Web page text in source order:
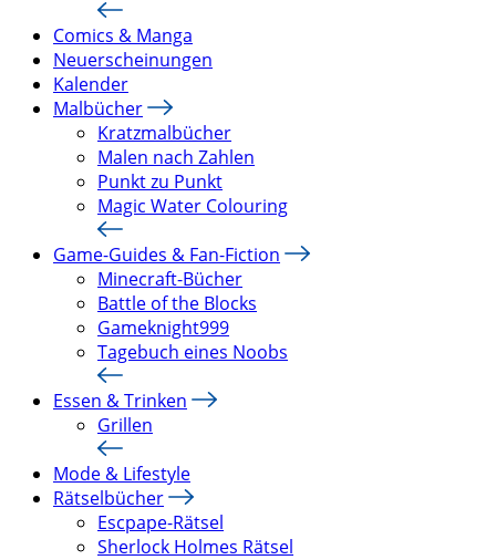
Comics & Manga
Neuerscheinungen
Kalender
Malbücher
Kratzmalbücher
Malen nach Zahlen
Punkt zu Punkt
Magic Water Colouring
Game-Guides & Fan-Fiction
Minecraft-Bücher
Battle of the Blocks
Gameknight999
Tagebuch eines Noobs
Essen & Trinken
Grillen
Mode & Lifestyle
Rätselbücher
Escpape-Rätsel
Sherlock Holmes Rätsel